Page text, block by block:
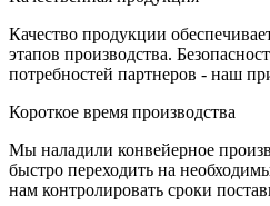
Качество продукции
этапов производства.
потребностей партнеров - наш
Короткое время производства
Мы наладили конвейерное
быстро переходить на
нам контролировать сроки